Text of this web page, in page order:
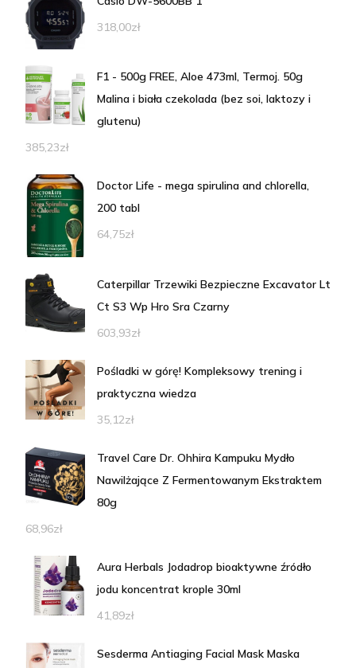
318,00zł
F1 - 500g FREE, Aloe 473ml, Termoj. 50g
Malina i biała czekolada (bez soi, laktozy i
glutenu)
385,23zł
Doctor Life - mega spirulina and chlorella,
200 tabl
64,75zł
Caterpillar Trzewiki Bezpieczne Excavator Lt
Ct S3 Wp Hro Sra Czarny
603,93zł
Pośladki w górę! Kompleksowy trening i
praktyczna wiedza
35,12zł
Travel Care Dr. Ohhira Kampuku Mydło
Nawilżające Z Fermentowanym Ekstraktem
80g
68,96zł
Aura Herbals Jodadrop bioaktywne źródło
jodu koncentrat krople 30ml
41,89zł
Sesderma Antiaging Facial Mask Maska